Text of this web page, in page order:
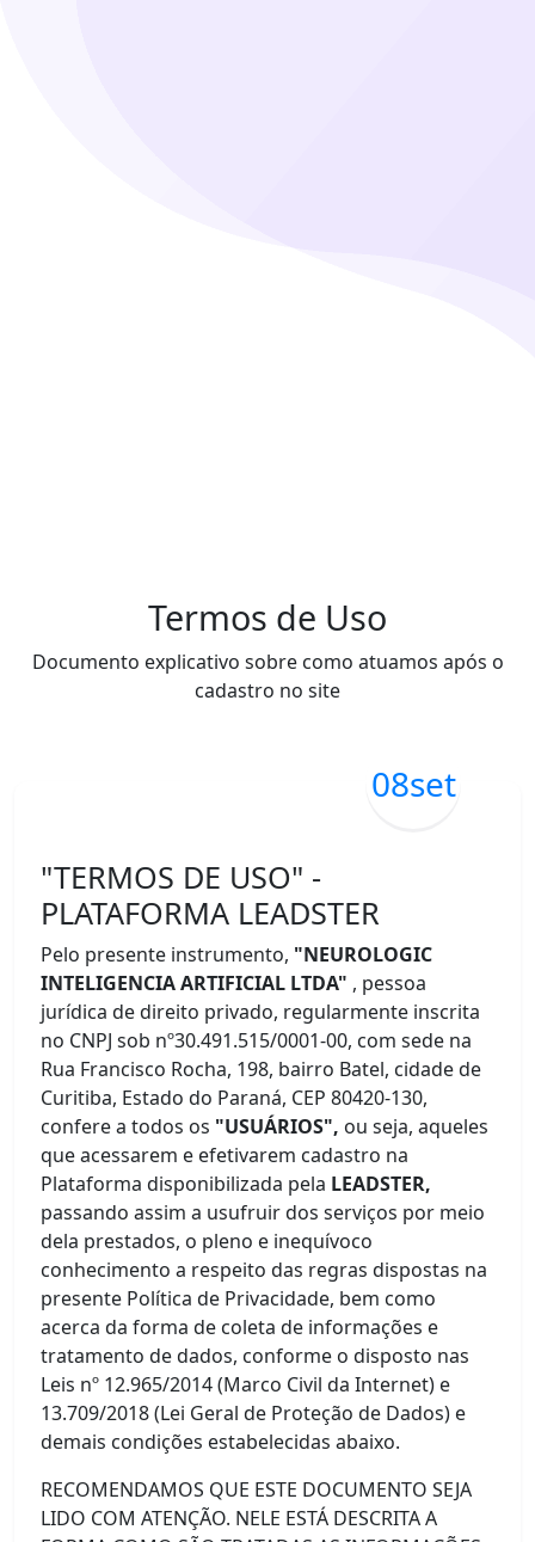
Termos de Uso
Documento explicativo sobre como atuamos após o
cadastro no site
08set
"TERMOS DE USO" -
PLATAFORMA LEADSTER
Pelo presente instrumento, "NEUROLOGIC
INTELIGENCIA ARTIFICIAL LTDA" , pessoa
jurídica de direito privado, regularmente inscrita
no CNPJ sob nº30.491.515/0001-00, com sede na
Rua Francisco Rocha, 198, bairro Batel, cidade de
Curitiba, Estado do Paraná, CEP 80420-130,
confere a todos os "USUÁRIOS", ou seja, aqueles
que acessarem e efetivarem cadastro na
Plataforma disponibilizada pela LEADSTER,
passando assim a usufruir dos serviços por meio
dela prestados, o pleno e inequívoco
conhecimento a respeito das regras dispostas na
presente Política de Privacidade, bem como
acerca da forma de coleta de informações e
tratamento de dados, conforme o disposto nas
Leis nº 12.965/2014 (Marco Civil da Internet) e
13.709/2018 (Lei Geral de Proteção de Dados) e
demais condições estabelecidas abaixo.
RECOMENDAMOS QUE ESTE DOCUMENTO SEJA
LIDO COM ATENÇÃO. NELE ESTÁ DESCRITA A